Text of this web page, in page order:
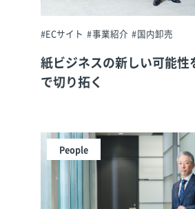
#ECサイト #事業紹介 #国内卸売
紙ビジネスの新しい可能性
で切り拓く
People